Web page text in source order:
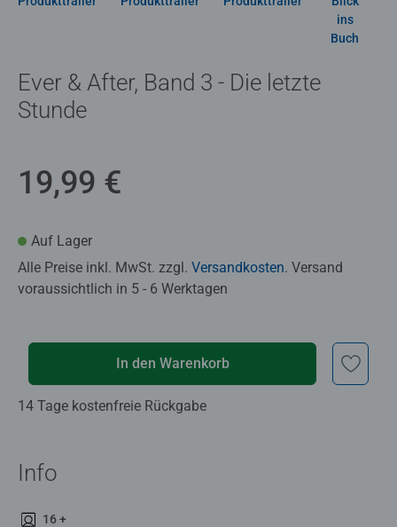
ins
Buch
Ever & After, Band 3 - Die letzte
Stunde
19,99 €
Auf Lager
Alle Preise inkl. MwSt. zzgl. Versandkosten. Versand
voraussichtlich in 5 - 6 Werktagen
In den Warenkorb
14 Tage kostenfreie Rückgabe
Info
16 +